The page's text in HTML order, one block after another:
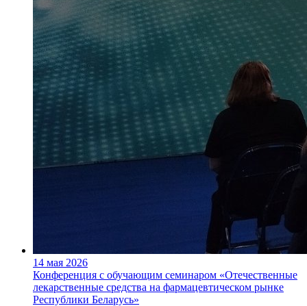
14 мая 2026
Конференция с обучающим семинаром «Отечественные
лекарственные средства на фармацевтическом рынке
Республики Беларусь»